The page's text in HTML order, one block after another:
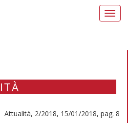
Attualità, 2/2018, 15/01/2018, pag. 8